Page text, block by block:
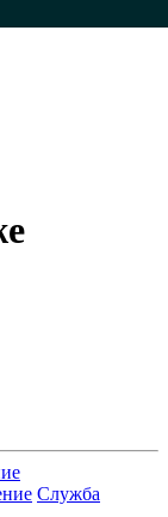
Служба